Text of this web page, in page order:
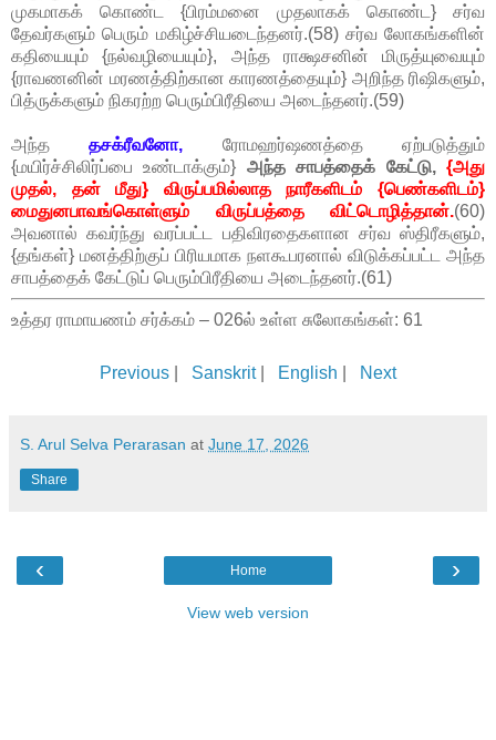
முகமாகக் கொண்ட {பிரம்மனை முதலாகக் கொண்ட} சர்வ
தேவர்களும் பெரும் மகிழ்ச்சியடைந்தனர்.(58) சர்வ லோகங்களின்
கதியையும் {நல்வழியையும்}, அந்த ராக்ஷசனின் மிருத்யுவையும்
{ராவணனின் மரணத்திற்கான காரணத்தையும்} அறிந்த ரிஷிகளும்,
பித்ருக்களும் நிகரற்ற பெரும்பிரீதியை அடைந்தனர்.(59)
அந்ததசக்ரீவனோ, ரோமஹர்ஷணத்தை ஏற்படுத்தும்
{மயிர்ச்சிலிர்ப்பை உண்டாக்கும்} அந்த சாபத்தைக் கேட்டு,{அது
முதல், தன் மீது} விருப்பமில்லாத நாரீகளிடம் {பெண்களிடம்}
மைதுனபாவங்கொள்ளும் விருப்பத்தை விட்டொழித்தான்.(60)
அவனால் கவர்ந்து வரப்பட்ட பதிவிரதைகளான சர்வ ஸ்திரீகளும்,
{தங்கள்} மனத்திற்குப் பிரியமாக நளகூபரனால் விடுக்கப்பட்ட அந்த
சாபத்தைக் கேட்டுப் பெரும்பிரீதியை அடைந்தனர்.(61)
உத்தர ராமாயணம் சர்க்கம் – 026ல் உள்ள சுலோகங்கள்: 61
Previous Sanskrit| English Next
S. Arul Selva Perarasan at June 17, 2026
Share
‹ ›
Home
View web version